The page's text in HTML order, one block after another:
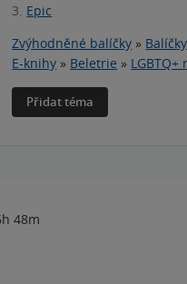
3. Epic
Zvýhodněné balíčky »
E-knihy » Beletrie » LGBTQ+
Přidat téma
48m